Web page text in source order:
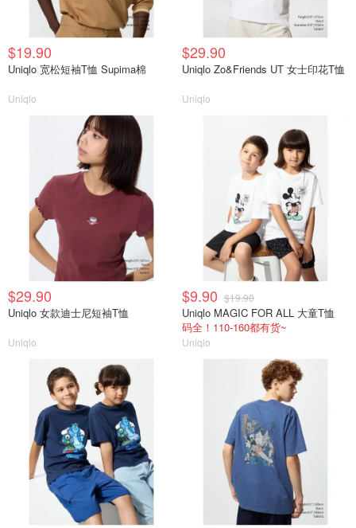
$19.90
Uniqlo 宽松短袖T恤 Supima棉
Uniqlo
$29.90
Uniqlo Zo&Friends UT 女士印花T恤
Uniqlo
$29.90
Uniqlo 女款迪士尼短袖T恤
Uniqlo
$9.90 $19.90
Uniqlo MAGIC FOR ALL 大童T恤
码全！110-160都有货~
Uniqlo